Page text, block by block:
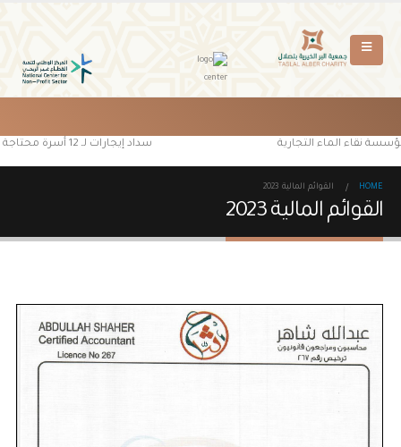
سداد إيجارات لـ 12 أسرة محتاجة من مستفيدي جمعية البر الخيرية بتصلال نقاء الماء التجارية
HOME القوائم المالية 2023
القوائم المالية 2023